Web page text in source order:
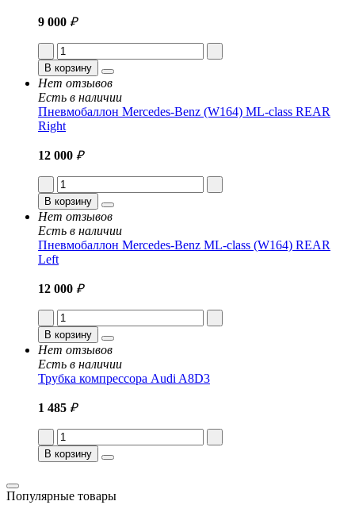
9 000 ₽
В корзину
Нет отзывов
Есть в наличии
Пневмобаллон Mercedes-Benz (W164) ML-class REAR
Right
12 000 ₽
В корзину
Нет отзывов
Есть в наличии
Пневмобаллон Mercedes-Benz ML-class (W164) REAR
Left
12 000 ₽
В корзину
Нет отзывов
Есть в наличии
Трубка компрессора Audi A8D3
1 485 ₽
В корзину
Популярные товары